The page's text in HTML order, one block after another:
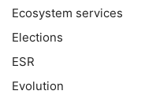
Ecosystem services
Elections
ESR
Evolution